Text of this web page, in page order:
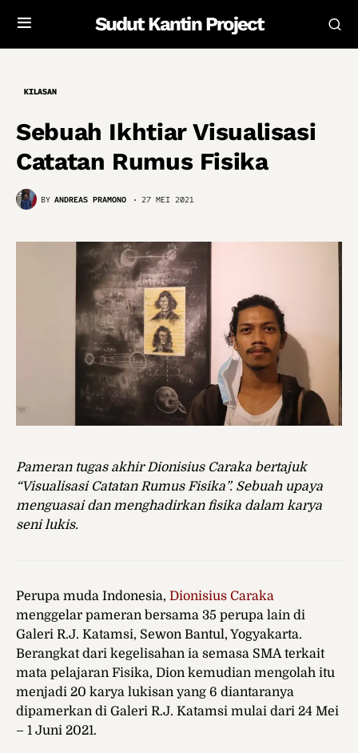
Sudut Kantin Project
KILASAN
Sebuah Ikhtiar Visualisasi
Catatan Rumus Fisika
BY ANDREAS PRAMONO 27 MEI 2021
Pameran tugas akhir Dionisius Caraka bertajuk
“Visualisasi Catatan Rumus Fisika”. Sebuah upaya
menguasai dan menghadirkan fisika dalam karya
seni lukis.
Perupa muda Indonesia, Dionisius Caraka
menggelar pameran bersama 35 perupa lain di
Galeri R.J. Katamsi, Sewon Bantul, Yogyakarta.
Berangkat dari kegelisahan ia semasa SMA terkait
mata pelajaran Fisika, Dion kemudian mengolah itu
menjadi 20 karya lukisan yang 6 diantaranya
dipamerkan di Galeri R.J. Katamsi mulai dari 24 Mei
– 1 Juni 2021.